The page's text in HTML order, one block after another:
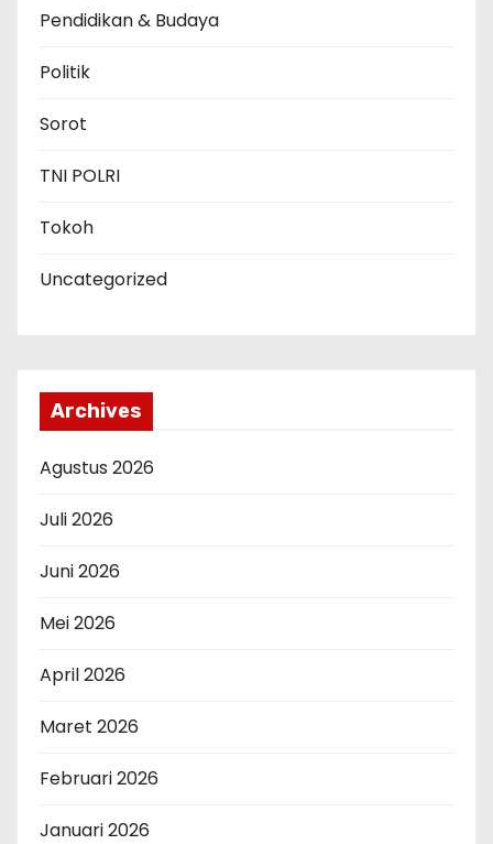
Pendidikan & Budaya
Politik
Sorot
TNI POLRI
Tokoh
Uncategorized
Archives
Agustus 2026
Juli 2026
Juni 2026
Mei 2026
April 2026
Maret 2026
Februari 2026
Januari 2026